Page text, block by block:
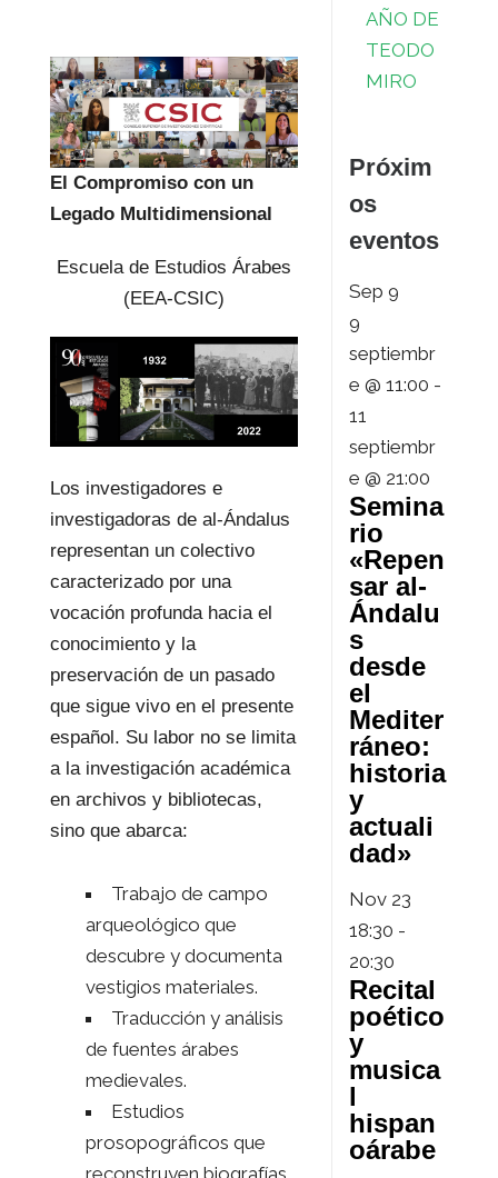
El Compromiso con un
Legado Multidimensional
Escuela de Estudios Árabes
(EEA-CSIC)
Los investigadores e
investigadoras de al-Ándalus
representan un colectivo
caracterizado por una
vocación profunda hacia el
conocimiento y la
preservación de un pasado
que sigue vivo en el presente
español. Su labor no se limita
a la investigación académica
en archivos y bibliotecas,
sino que abarca:
Trabajo de campo
arqueológico que
descubre y documenta
vestigios materiales.
Traducción y análisis
de fuentes árabes
medievales.
Estudios
prosopográficos que
AÑO DE
TEODO
MIRO
Próxim
os
eventos
Sep9
9
septiembr
e @ 11:00 -
11
septiembr
e @ 21:00
Semina
rio
«Repen
sar al-
Ándalu
s
desde
el
Mediter
ráneo:
historia
y
actuali
dad»
Nov 23
18:30 -
20:30
Recital
poético
y
musica
l
hispan
oárabe